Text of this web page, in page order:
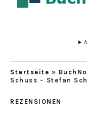
Startseite »
Schuss – Stefan
REZENSIONEN